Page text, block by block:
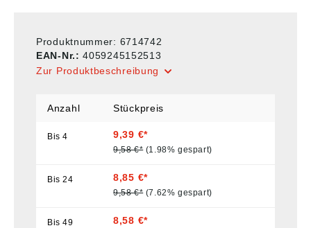
Produktnummer: 6714742
EAN-Nr.:4059245152513
Zur Produktbeschreibung
Anzahl Stückpreis
Bis4 9,39 €*
9,58 €* (1.98% gespart)
Bis24 8,85 €*
9,58 €* (7.62% gespart)
Bis49 8,58 €*